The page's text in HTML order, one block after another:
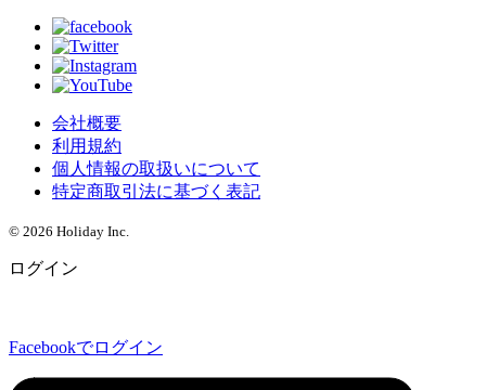
会社概要
利用規約
個人情報の取扱いについて
特定商取引法に基づく表記
© 2026 Holiday Inc.
ログイン
Facebookでログイン